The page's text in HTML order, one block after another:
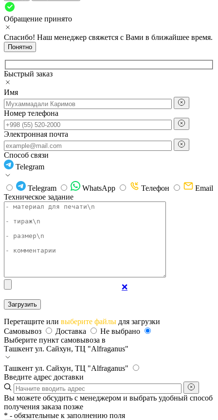
Обращение принято
Спасибо! Наш менеджер свяжется с Вами в ближайшее время.
Понятно
Быстрый заказ
Имя
Номер телефона
Электронная почта
Способ связи
Telegram
Telegram WhatsApp Телефон
Email
Техническое задание
❌
Перетащите или выберите файлы для загрузки
Самовывоз
Доставка
Не выбрано
Выберите пункт самовывоза в
Ташкент ул. Сайхун, ТЦ "Alfraganus"
Ташкент ул. Сайхун, ТЦ "Alfraganus"
Введите адрес доставки
Вы можете обсудить с менеджером и выбрать удобный способ
получения заказа позже
* - обязательные к заполнению поля